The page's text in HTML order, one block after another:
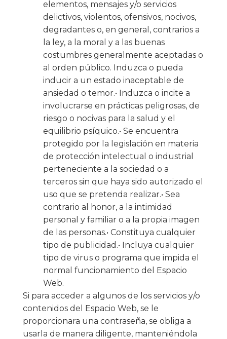
elementos, mensajes y/o servicios
delictivos, violentos, ofensivos, nocivos,
degradantes o, en general, contrarios a
la ley, a la moral y a las buenas
costumbres generalmente aceptadas o
al orden público. Induzca o pueda
inducir a un estado inaceptable de
ansiedad o temor.• Induzca o incite a
involucrarse en prácticas peligrosas, de
riesgo o nocivas para la salud y el
equilibrio psíquico.• Se encuentra
protegido por la legislación en materia
de protección intelectual o industrial
perteneciente a la sociedad o a
terceros sin que haya sido autorizado el
uso que se pretenda realizar.• Sea
contrario al honor, a la intimidad
personal y familiar o a la propia imagen
de las personas.• Constituya cualquier
tipo de publicidad.• Incluya cualquier
tipo de virus o programa que impida el
normal funcionamiento del Espacio
Web.
Si para acceder a algunos de los servicios y/o
contenidos del Espacio Web, se le
proporcionara una contraseña, se obliga a
usarla de manera diligente, manteniéndola